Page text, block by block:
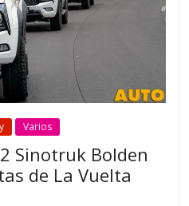
Varios
Sinotruk Bolden
de La Vuelta